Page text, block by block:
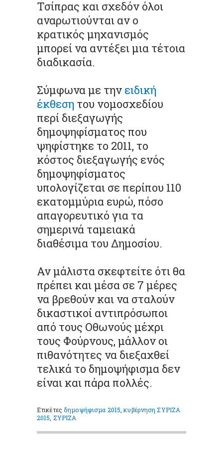
Τσίπρας και σχεδόν όλοι
αναρωτιούνται αν ο
κρατικός μηχανισμός
μπορεί να αντέξει μια τέτοια
διαδικασία.
Σύμφωνα με την ειδική
έκθεση του νομοσχεδίου
περί διεξαγωγής
δημοψηφίσματος που
ψηφίστηκε το 2011, το
κόστος διεξαγωγής ενός
δημοψηφίσματος
υπολογίζεται σε περίπου 110
εκατομμύρια ευρώ, πόσο
απαγορευτικό για τα
σημερινά ταμειακά
διαθέσιμα του Δημοσίου.
Αν μάλιστα σκεφτείτε ότι θα
πρέπει και μέσα σε 7 μέρες
να βρεθούν και να σταλούν
δικαστικοί αντιπρόσωποι
από τους Οθωνούς μέχρι
τους Φούρνους, μάλλον οι
πιθανότητες να διεξαχθεί
τελικά το δημοψήφισμα δεν
είναι και πάρα πολλές.
Ετικέτεςδημοψήφισμα 2015 ,κυβέρνηση ΣΥΡΙΖΑ
2015 ΣΥΡΙΖΑ